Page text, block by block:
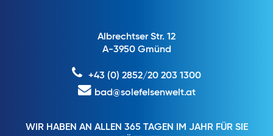
Albrechtser Str. 12
A-3950 Gmünd
+43 (0) 2852/20 203 1300
bad@solefelsenwelt.at
WIR HABEN AN ALLEN 365 TAGEN IM JAHR FÜR SIE